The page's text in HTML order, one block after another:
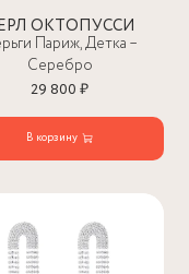
ОКТОПУССИ
Париж, Детка –
Серебро
29 800 ₽
В корзину